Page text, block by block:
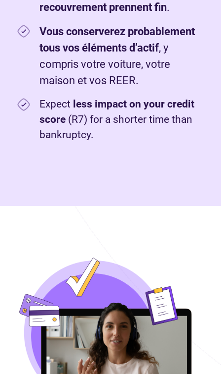
recouvrement prennent fin.
Vous conserverez probablement
tous vos éléments d’actif, y
compris votre voiture, votre
maison et vos REER.
Expect less impact on your credit
score (R7) for a shorter time than
bankruptcy.